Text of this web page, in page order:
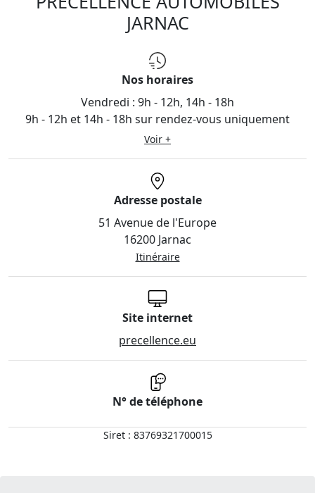
JARNAC
Nos horaires
Vendredi : 9h - 12h, 14h - 18h
9h - 12h et 14h - 18h sur rendez-vous uniquement
Voir +
Adresse postale
51 Avenue de l'Europe
16200 Jarnac
Itinéraire
Site internet
precellence.eu
N° de téléphone
Siret : 83769321700015